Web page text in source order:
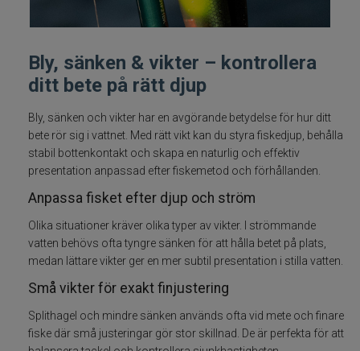
Småplock
Ned heads
Tafsar
Färdiga riggar/stinger
Spinneriggar & blades
Jiggskallar skruvskallar shallowskruv
Beteslås, lekande, ringar
Bly, sänken & vikter – kontrollera
ditt bete på rätt djup
Bly, sänken och vikter har en avgörande betydelse för hur ditt
bete rör sig i vattnet. Med rätt vikt kan du styra fiskedjup, behålla
stabil bottenkontakt och skapa en naturlig och effektiv
presentation anpassad efter fiskemetod och förhållanden.
Anpassa fisket efter djup och ström
Olika situationer kräver olika typer av vikter. I strömmande
vatten behövs ofta tyngre sänken för att hålla betet på plats,
medan lättare vikter ger en mer subtil presentation i stilla vatten.
Små vikter för exakt finjustering
Splithagel och mindre sänken används ofta vid mete och finare
fiske där små justeringar gör stor skillnad. De är perfekta för att